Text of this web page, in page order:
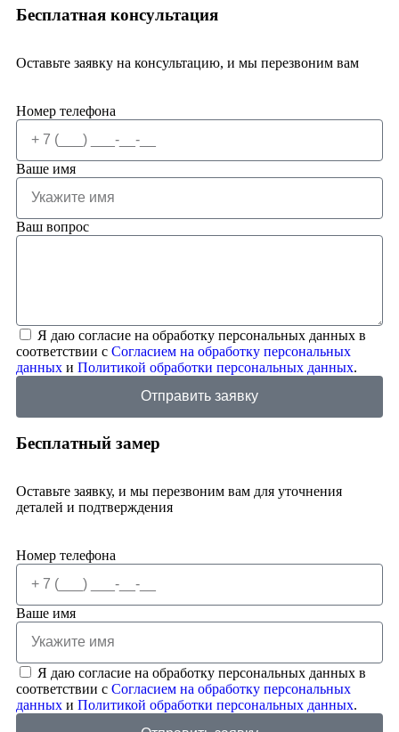
Бесплатная консультация
Оставьте заявку на консультацию, и мы перезвоним вам
Номер телефона
Ваше имя
Ваш вопрос
Я даю согласие на обработку персональных данных в
соответствии с Согласием на обработку персональных
данных и Политикой обработки персональных данных.
Отправить заявку
Бесплатный замер
Оставьте заявку, и мы перезвоним вам для уточнения
деталей и подтверждения
Номер телефона
Ваше имя
Я даю согласие на обработку персональных данных в
соответствии с Согласием на обработку персональных
данных и Политикой обработки персональных данных.